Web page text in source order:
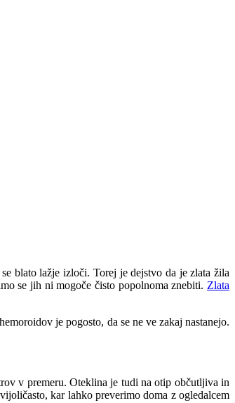
blato lažje izloči. Torej je dejstvo da je zlata žila
se jih ni mogoče čisto popolnoma znebiti. Zlata
je pogosto, da se ne ve zakaj nastanejo.
v premeru. Oteklina je tudi na otip občutljiva in
kar lahko preverimo doma z ogledalcem